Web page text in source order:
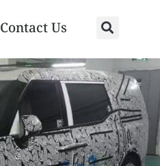
Contact Us